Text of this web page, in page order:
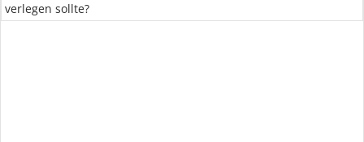
verlegen sollte?